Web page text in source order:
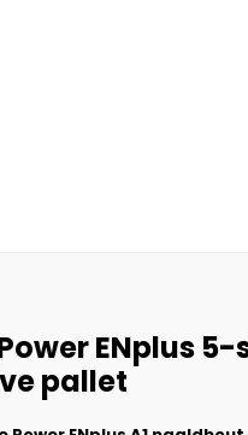
ENplus
pallet